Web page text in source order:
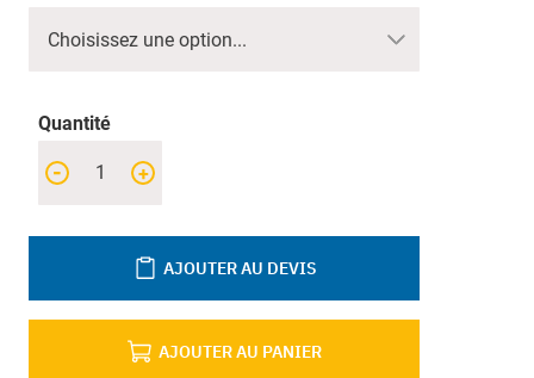
Quantité
+
-
AJOUTER AU PANIER
AJOUTER AU DEVIS